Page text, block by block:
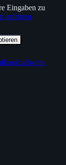
Eingaben zu
erfahren